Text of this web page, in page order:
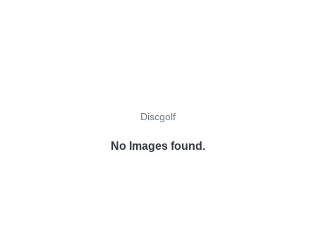
Discgolf
No Images found.